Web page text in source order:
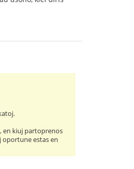
en kiuj partoprenos
oportune estas en